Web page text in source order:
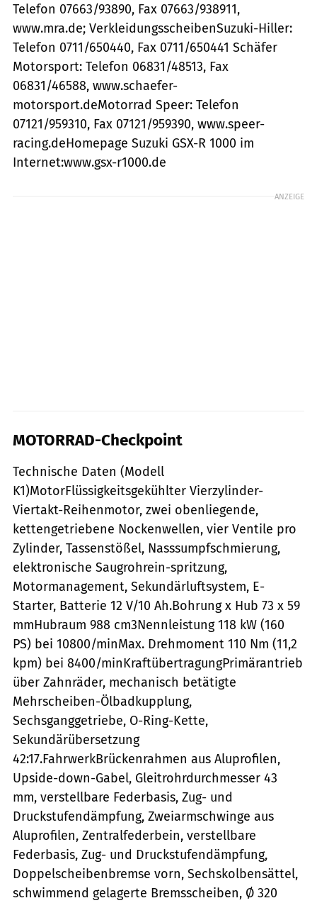
Telefon 07663/93890, Fax 07663/938911,
www.mra.de; VerkleidungsscheibenSuzuki-Hiller:
Telefon 0711/650440, Fax 0711/650441 Schäfer
Motorsport: Telefon 06831/48513, Fax
06831/46588, www.schaefer-
motorsport.deMotorrad Speer: Telefon
07121/959310, Fax 07121/959390, www.speer-
racing.deHomepage Suzuki GSX-R 1000 im
Internet:www.gsx-r1000.de
ANZEIGE
MOTORRAD-Checkpoint
Technische Daten (Modell
K1)MotorFlüssigkeitsgekühlter Vierzylinder-
Viertakt-Reihenmotor, zwei obenliegende,
kettengetriebene Nockenwellen, vier Ventile pro
Zylinder, Tassenstößel, Nasssumpfschmierung,
elektronische Saugrohrein-spritzung,
Motormanagement, Sekundärluftsystem, E-
Starter, Batterie 12 V/10 Ah.Bohrung x Hub 73 x 59
mmHubraum 988 cm3Nennleistung 118 kW (160
PS) bei 10800/minMax. Drehmoment 110 Nm (11,2
kpm) bei 8400/minKraftübertragungPrimärantrieb
über Zahnräder, mechanisch betätigte
Mehrscheiben-Ölbadkupplung,
Sechsganggetriebe, O-Ring-Kette,
Sekundärübersetzung
42:17.FahrwerkBrückenrahmen aus Aluprofilen,
Upside-down-Gabel, Gleitrohrdurchmesser 43
mm, verstellbare Federbasis, Zug- und
Druckstufendämpfung, Zweiarmschwinge aus
Aluprofilen, Zentralfederbein, verstellbare
Federbasis, Zug- und Druckstufendämpfung,
Doppelscheibenbremse vorn, Sechskolbensättel,
schwimmend gelagerte Bremsscheiben, Ø 320